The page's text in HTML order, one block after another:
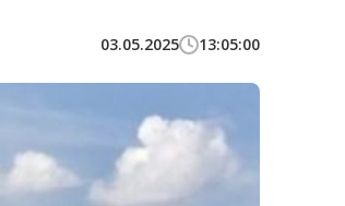
03.05.2025 13:05:00